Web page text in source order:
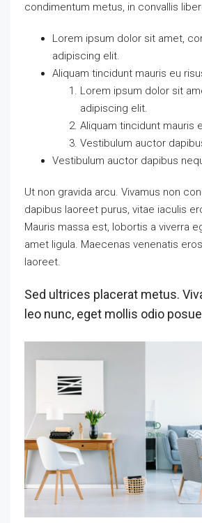
condimentum metus, in convallis
Lorem ipsum dolor sit amet,
adipiscing elit.
Aliquam tincidunt mauris eu
Lorem ipsum dolor sit
adipiscing elit.
Aliquam tincidunt mauris
Vestibulum auctor
Vestibulum auctor dapibus
Ut non gravida arcu. Vivamus non
dapibus laoreet purus, vitae iaculis
Mauris massa est, lobortis a viverra
amet ligula. Maecenas venenatis
laoreet.
Sed ultrices placerat metus.
leo nunc, eget mollis odio